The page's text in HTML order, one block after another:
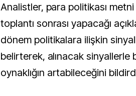
Analistler, para politikası metni
toplantı sonrası yapacağı
dönem politikalara ilişkin
belirterek, alınacak sinyallerle
oynaklığın artabileceğini